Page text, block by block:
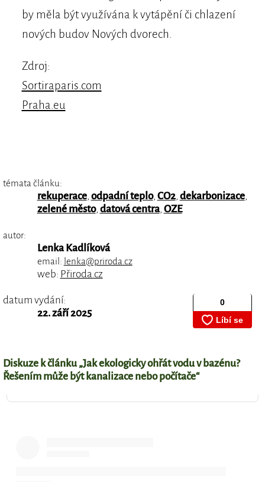
by měla být využívána k vytápění či chlazení
nových budov Nových dvorech.
Zdroj:
Sortiraparis.com
Praha.eu
témata článku:
rekuperace, odpadní teplo, CO2, dekarbonizace,
zelené město, datová centra, OZE
autor:
Lenka Kadlíková
email: lenka@priroda.cz
web: Přiroda.cz
datum vydání:
22. září 2025
Diskuze k článku „Jak ekologicky ohřát vodu v bazénu?
Řešením může být kanalizace nebo počítače“